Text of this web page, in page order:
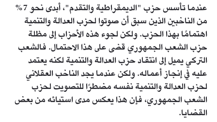
عندما تأسس حزب "الديمقراطية والتقدم"، أبدى نحو 7%
من الناخبين الذين سبق أن صوتوا لحزب العدالة والتنمية
اهتمامًا بهذا الحزب. ولكن لجوء هذه الأحزاب إلى مظلة
حزب الشعب الجمهوري قضى على هذا الاحتمال. فالشعب
التركي يميل إلى انتقاد حزب العدالة والتنمية لكنه يعتمد
عليه في إنجاز أعماله. ولكن عندما يجد الناخب العقلاني
لحزب العدالة والتنمية نفسه مضطرًا للتصويت لحزب
الشعب الجمهوري، فإن هذا يعكس مدى استيائه من بعض
القضايا.